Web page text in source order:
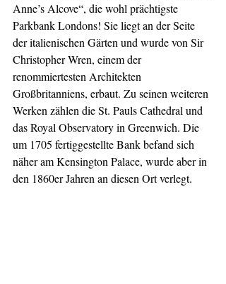
Anne’s Alcove“, die wohl prächtigste
Parkbank Londons! Sie liegt an der Seite
der italienischen Gärten und wurde von Sir
Christopher Wren, einem der
renommiertesten Architekten
Großbritanniens, erbaut. Zu seinen weiteren
Werken zählen die St. Pauls Cathedral und
das Royal Observatory in Greenwich. Die
um 1705 fertiggestellte Bank befand sich
näher am Kensington Palace, wurde aber in
den 1860er Jahren an diesen Ort verlegt.